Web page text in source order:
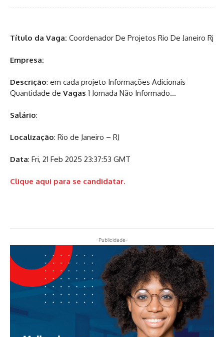
Título da Vaga: Coordenador De Projetos Rio De Janeiro Rj
Empresa:
Descrição: em cada projeto Informações Adicionais
Quantidade de Vagas 1 Jornada Não Informado…
Salário:
Localização: Rio de Janeiro – RJ
Data: Fri, 21 Feb 2025 23:37:53 GMT
Clique aqui para se candidatar.
-Publicidade-